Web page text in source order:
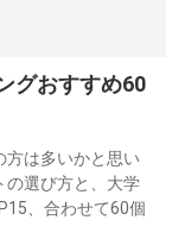
グおすすめ60
方は多いかと思い
の選び方と、大学
、合わせて60個